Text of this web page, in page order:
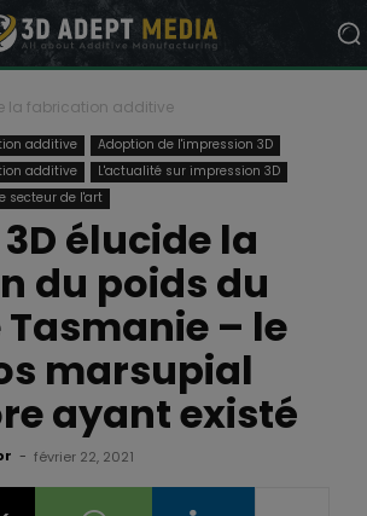
la fabrication additive
additive
Adoption de l'impression 3D
additive
L'actualité sur impression 3D
secteur de l'art
élucide la
du poids du
– le
marsupial
ayant existé
- février 22, 2021